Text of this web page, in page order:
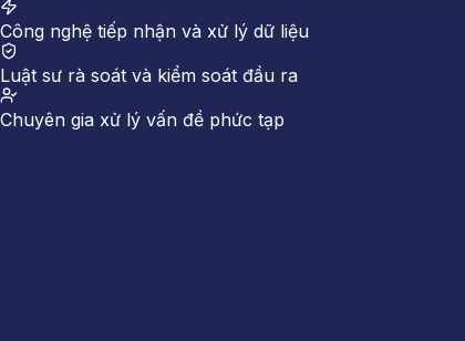
Công nghệ tiếp nhận và xử lý dữ liệu
Luật sư rà soát và kiểm soát đầu ra
Chuyên gia xử lý vấn đề phức tạp